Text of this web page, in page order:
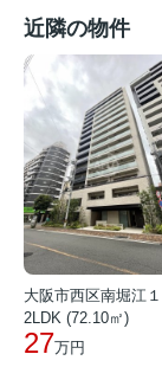
近隣の物件
2LDK (72.10㎡)
27万円